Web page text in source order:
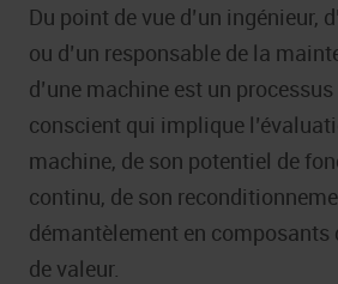
Du point de vue d’un ingénieur,
ou d’un responsable de la
d’une machine est un
conscient qui implique
machine, de son potentiel de
continu, de son
démantèlement en
de valeur.